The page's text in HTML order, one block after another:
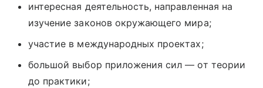
интересная деятельность, направленная на
изучение законов окружающего мира;
участие в международных проектах;
большой выбор приложения сил — от теории
до практики;